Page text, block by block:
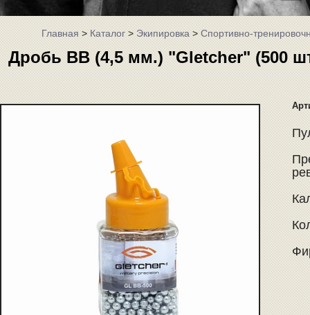
Главная>Каталог>Экипировка>Спортивно-
Дробь BB (4,5 мм.) "Gletcher" (500